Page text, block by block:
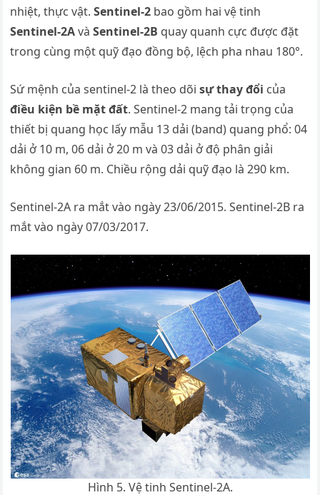
nhiệt, thực vật.Sentinel-2 bao gồm hai vệ tinh
Sentinel-2AvàSentinel-2B quay quanh cực được đặt
trong cùng một quỹ đạo đồng bộ, lệch pha nhau 180°.
Sứ mệnh của sentinel-2 là theo dõisự thay đổi của
điều kiện bề mặt đất. Sentinel-2 mang tải trọng của
thiết bị quang học lấy mẫu 13 dải (band) quang phổ: 04
dải ở 10 m, 06 dải ở 20 m và 03 dải ở độ phân giải
không gian 60 m. Chiều rộng dải quỹ đạo là 290 km.
Sentinel-2A ra mắt vào ngày 23/06/2015. Sentinel-2B ra
mắt vào ngày 07/03/2017.
Hình 5. Vệ tinh Sentinel-2A.